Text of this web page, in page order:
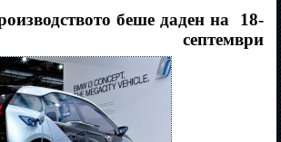
беше даден на 18-